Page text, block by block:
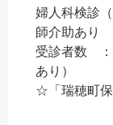
婦人科検診
師介助あり
受診者数 ：
あり）
☆「瑞穂町